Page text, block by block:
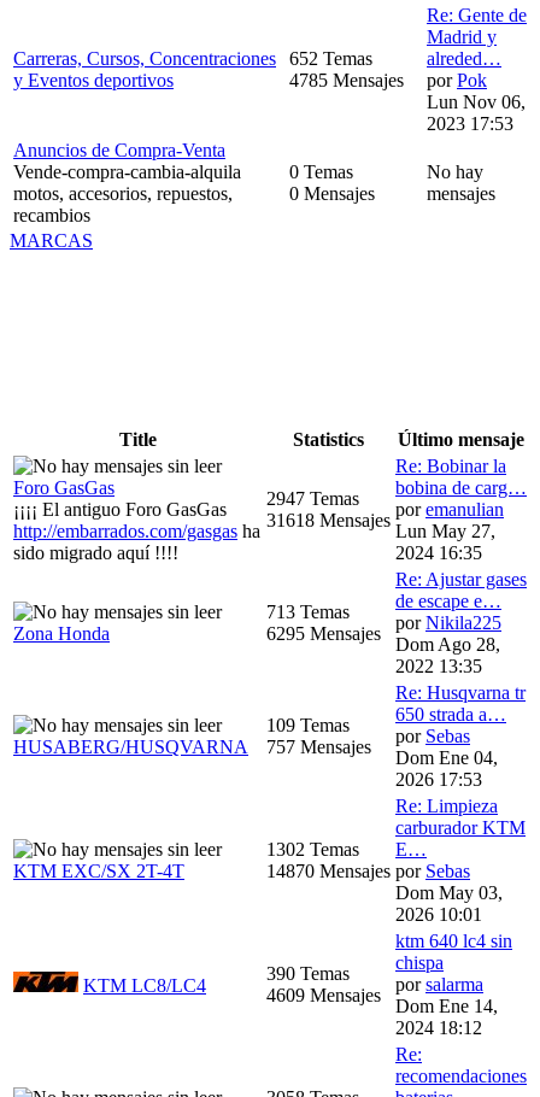
Carreras, Cursos, Concentraciones
y Eventos deportivos
652 Temas
4785 Mensajes
Re: Gente de
Madrid y
alreded…
porPok
Lun Nov 06,
2023 17:53
Anuncios de Compra-Venta
Vende-compra-cambia-alquila
motos, accesorios, repuestos,
recambios
0 Temas
0 Mensajes
No hay
mensajes
MARCAS
Title Statistics Último mensaje
Foro GasGas
¡¡¡¡ El antiguo Foro GasGas
http://embarrados.com/gasgas ha
sido migrado aquí !!!!
2947 Temas
31618 Mensajes
Re: Bobinar la
bobina de carg…
poremanulian
Lun May 27,
2024 16:35
Zona Honda
713 Temas
6295 Mensajes
Re: Ajustar gases
de escape e…
porNikila225
Dom Ago 28,
2022 13:35
HUSABERG/HUSQVARNA
109 Temas
757 Mensajes
Re: Husqvarna tr
650 strada a…
por Sebas
Dom Ene 04,
2026 17:53
KTM EXC/SX 2T-4T
1302 Temas
14870 Mensajes
Re: Limpieza
carburador KTM
E…
por Sebas
Dom May 03,
2026 10:01
KTM LC8/LC4
390 Temas
4609 Mensajes
ktm 640 lc4 sin
chispa
porsalarma
Dom Ene 14,
2024 18:12
Re:
recomendaciones